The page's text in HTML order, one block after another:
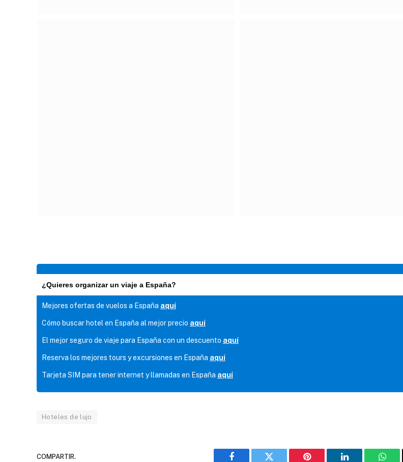
¿Quieres organizar un viaje a España?
Mejores ofertas de vuelos a España aquí
Cómo buscar hotel en España al mejor precio aquí
El mejor seguro de viaje para España con un descuento aquí
Reserva los mejores tours y excursiones en España aquí
Tarjeta SIM para tener internet y llamadas en España aquí
Hoteles de lujo
COMPARTIR.